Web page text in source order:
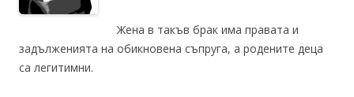
Жена в такъв брак има правата и
задълженията на обикновена съпруга, а родените деца
са легитимни.